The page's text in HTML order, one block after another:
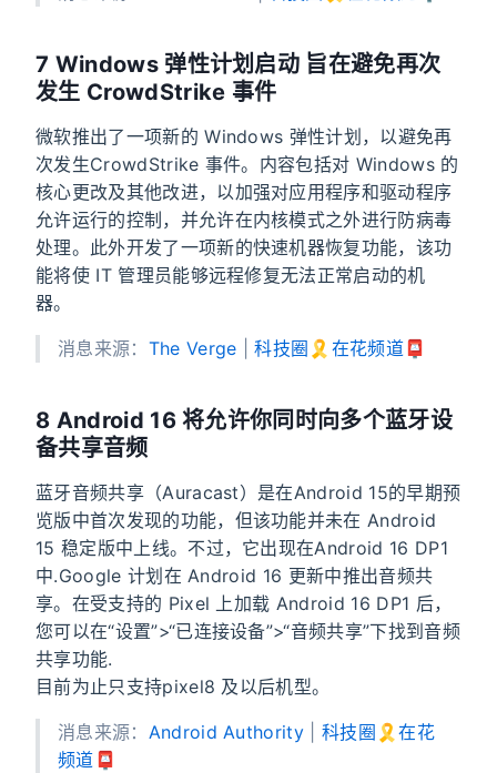
7 Windows 弹性计划启动 旨在避免再次
发生 CrowdStrike 事件
微软推出了一项新的 Windows 弹性计划，以避免再
次发生CrowdStrike 事件。内容包括对 Windows 的
核心更改及其他改进，以加强对应用程序和驱动程序
允许运行的控制，并允许在内核模式之外进行防病毒
处理。此外开发了一项新的快速机器恢复功能，该功
能将使 IT 管理员能够远程修复无法正常启动的机
器。
消息来源： The Verge |科技圈🎗在花频道📮
8 Android 16 将允许你同时向多个蓝牙设
备共享音频
蓝牙音频共享（Auracast）是在Android 15的早期预
览版中首次发现的功能，但该功能并未在 Android
15 稳定版中上线。不过，它出现在Android 16 DP1
中.Google 计划在 Android 16 更新中推出音频共
享。在受支持的 Pixel 上加载 Android 16 DP1 后，
您可以在“设置”>“已连接设备”>“音频共享”下找到音频
共享功能.
目前为止只支持pixel8 及以后机型。
消息来源： Android Authority |科技圈🎗在花
频道📮